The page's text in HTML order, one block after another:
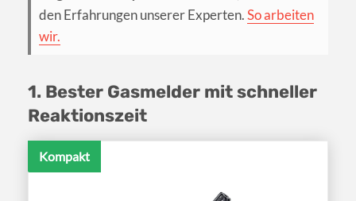
den Erfahrungen unserer Experten.So arbeiten
wir.
1. Bester Gasmelder mit schneller
Reaktionszeit
Kompakt